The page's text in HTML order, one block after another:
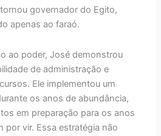
governador do Egito,
apenas ao faraó.
ao poder, José demonstrou
de administração e
Ele implementou um
os anos de abundância,
em preparação para os anos
por vir. Essa estratégia não